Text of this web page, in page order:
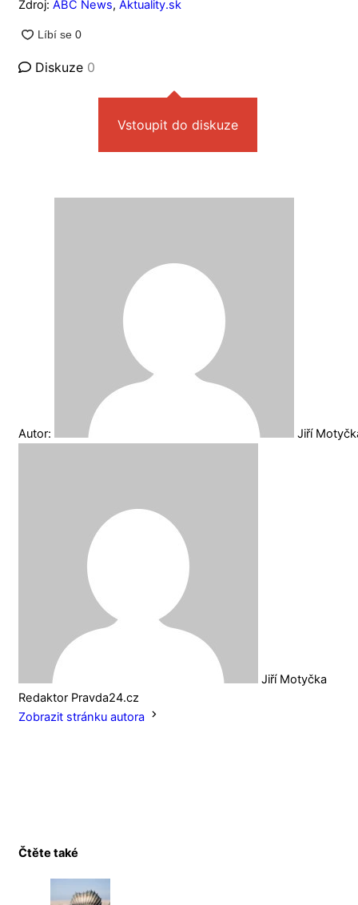
Zdroj: ABC News, Aktuality.sk
Diskuze 0
Vstoupit do diskuze
Autor: Jiří
Jiří Motyčka
Redaktor Pravda24.cz
Zobrazit stránku autora
Čtěte také